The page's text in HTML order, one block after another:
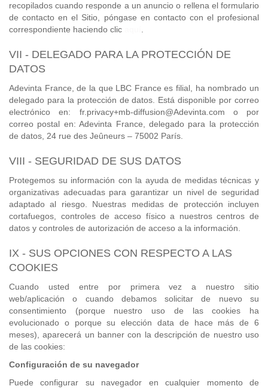
recopilados cuando responde a un anuncio o rellena el formulario
de contacto en el Sitio, póngase en contacto con el profesional
correspondiente haciendo clic
VII - DELEGADO PARA LA PROTECCIÓN DE
DATOS
Adevinta France, de la que LBC France es filial, ha nombrado un
delegado para la protección de datos. Está disponible por correo
electrónico en: fr.privacy+mb-diffusion@Adevinta.com o por
correo postal en: Adevinta France, delegado para la protección
de datos, 24 rue des Jeûneurs – 75002 París.
VIII - SEGURIDAD DE SUS DATOS
Protegemos su información con la ayuda de medidas técnicas y
organizativas adecuadas para garantizar un nivel de seguridad
adaptado al riesgo. Nuestras medidas de protección incluyen
cortafuegos, controles de acceso físico a nuestros centros de
datos y controles de autorización de acceso a la información.
IX - SUS OPCIONES CON RESPECTO A LAS
COOKIES
Cuando usted entre por primera vez a nuestro sitio
web/aplicación o cuando debamos solicitar de nuevo su
consentimiento (porque nuestro uso de las cookies ha
evolucionado o porque su elección data de hace más de 6
meses), aparecerá un banner con la descripción de nuestro uso
de las cookies:
Configuración de su navegador
Puede configurar su navegador en cualquier momento de